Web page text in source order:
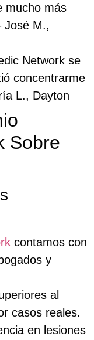
mucho más
José M.,
Network se
concentrarme
L., Dayton
Sobre
contamos con
y
al
casos reales.
en lesiones